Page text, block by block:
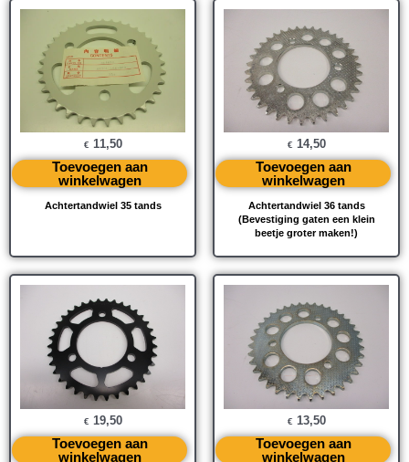
Achtertandwiel 35 tands
€ 11,50
Toevoegen aan
winkelwagen
Achtertandwiel 36 tands
(Bevestiging gaten een klein
beetje groter maken!)
€ 14,50
Toevoegen aan
winkelwagen
€ 19,50
Toevoegen aan
winkelwagen
€ 13,50
Toevoegen aan
winkelwagen